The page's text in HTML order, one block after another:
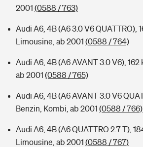
2001 (0588 / 763)
Audi A6, 4B (A6 3.0 V6 QUATTRO),
Limousine, ab 2001 (0588 / 764)
Audi A6, 4B (A6 AVANT 3.0 V6), 162
ab 2001 (0588 / 765)
Audi A6, 4B (A6 AVANT 3.0 V6
Benzin, Kombi, ab 2001 (0588 / 766)
Audi A6, 4B (A6 QUATTRO 2.7 T),
Limousine, ab 2001 (0588 / 767)